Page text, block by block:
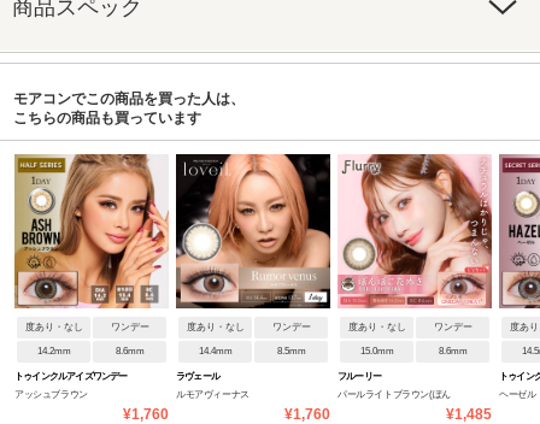
商品スペック
モアコンでこの商品を買った人は、
こちらの商品も買っています
度あり・なし ワンデー
14.2mm 8.6mm
トゥインクルアイズワンデー
アッシュブラウン
¥1,760
度あり・なし ワンデー
14.4mm 8.5mm
ラヴェール
ルモアヴィーナス
¥1,760
度あり・なし ワンデー
15.0mm 8.6mm
フルーリー
パールライトブラウン(ぽん
¥1,485
度あ
トゥイン
ヘーゼル